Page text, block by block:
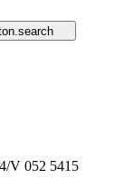
052 5415